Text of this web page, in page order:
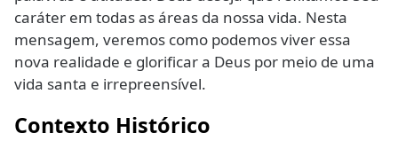
caráter em todas as áreas da nossa vida. Nesta
mensagem, veremos como podemos viver essa
nova realidade e glorificar a Deus por meio de uma
vida santa e irrepreensível.
Contexto Histórico